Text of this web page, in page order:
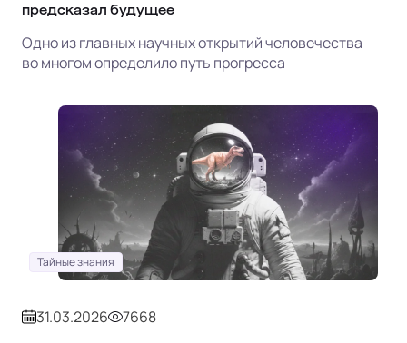
предсказал будущее
Одно из главных научных открытий человечества
во многом определило путь прогресса
Тайные знания
31.03.2026 7668